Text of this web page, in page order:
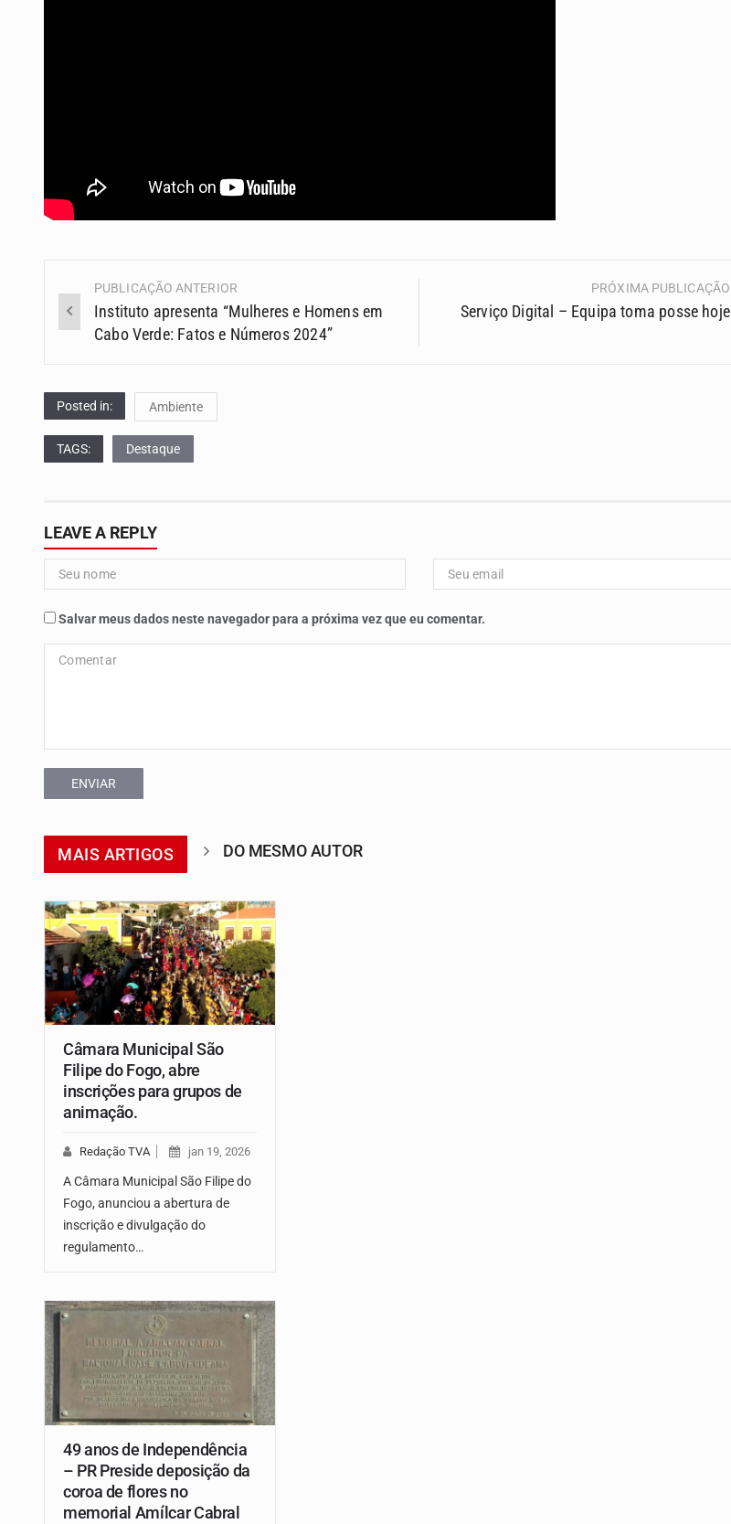
Navegação
(Posts)
PUBLICAÇÃO ANTERIOR
Instituto apresenta “Mulheres e Homens em
Cabo Verde: Fatos e Números 2024”
PRÓXIMA PUBLICAÇÃO
Serviço Digital – Equipa toma posse hoje
Posted in: Ambiente
TAGS: Destaque
LEAVE A REPLY
Salvar meus dados neste navegador para a próxima vez que eu comentar.
ENVIAR
MAIS ARTIGOS DO MESMO AUTOR
Câmara Municipal São
Filipe do Fogo, abre
inscrições para grupos de
animação.
Redação TVA jan 19, 2026
A Câmara Municipal São Filipe do
Fogo, anunciou a abertura de
inscrição e divulgação do
regulamento…
49 anos de Independência
– PR Preside deposição da
coroa de flores no
memorial Amílcar Cabral